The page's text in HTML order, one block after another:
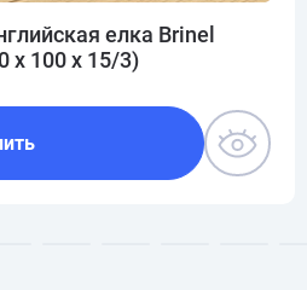
елка Brinel
х 100 х 15/3)